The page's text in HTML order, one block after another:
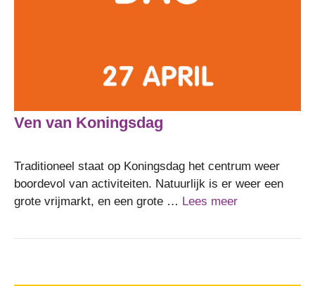
Ven van Koningsdag
Traditioneel staat op Koningsdag het centrum weer
boordevol van activiteiten. Natuurlijk is er weer een
grote vrijmarkt, en een grote … Lees meer